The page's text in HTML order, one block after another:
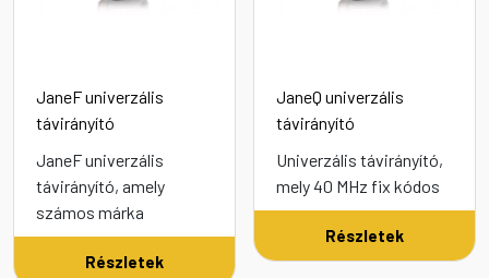
JaneF univerzális
távirányító
JaneF univerzális
távirányító, amely
számos márka
Részletek
JaneQ univerzális
távirányító
Univerzális távirányító,
mely 40 MHz fix kódos
Részletek